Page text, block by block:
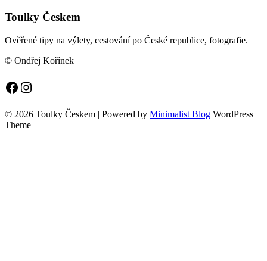
Toulky Českem
Ověřené tipy na výlety, cestování po České republice, fotografie.
© Ondřej Kořínek
Facebook
Instagram
© 2026 Toulky Českem | Powered by Minimalist Blog WordPress
Theme